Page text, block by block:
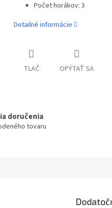
Počet horákov: 3
Detailné informácie
TLAČ OPÝTAŤ SA
doručenia
tovaru